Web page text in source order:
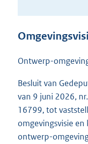
Ontwerp-
Besluit van
van 9 juni 2026,
16799, tot
omgevingsvisie
ontwerp-